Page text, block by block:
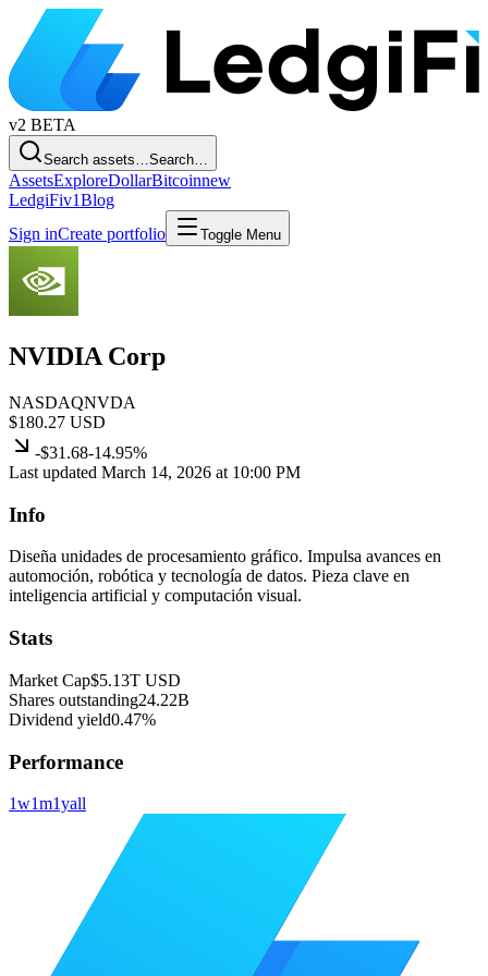
v2 BETA
Search assets…Search…
AssetsExploreDollarBitcoinnew
LedgiFiv1Blog
Sign inCreate portfolio Toggle Menu
NVIDIA Corp
NASDAQNVDA
$180.27 USD
-$31.68-14.95%
Last updated March 14, 2026 at 10:00 PM
Info
Diseña unidades de procesamiento gráfico. Impulsa avances en
automoción, robótica y tecnología de datos. Pieza clave en
inteligencia artificial y computación visual.
Stats
Market Cap$5.13T USD
Shares outstanding24.22B
Dividend yield0.47%
Performance
1w1m1yall